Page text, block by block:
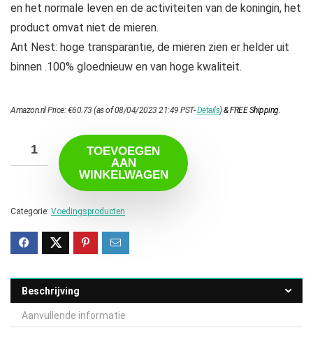
en het normale leven en de activiteiten van de koningin, het
product omvat niet de mieren.
Ant Nest: hoge transparantie, de mieren zien er helder uit
binnen .100% gloednieuw en van hoge kwaliteit.
Amazon.nl Price:€60.73 (as of 08/04/2023 21:49 PST-Details)&FREE Shipping.
TOEVOEGEN
AAN
WINKELWAGEN
Categorie: Voedingsproducten
Beschrijving
Aanvullende informatie